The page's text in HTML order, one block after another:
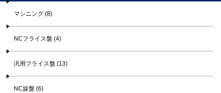
マシニング (8)
NCフライス盤 (4)
汎用フライス盤 (13)
NC旋盤 (6)